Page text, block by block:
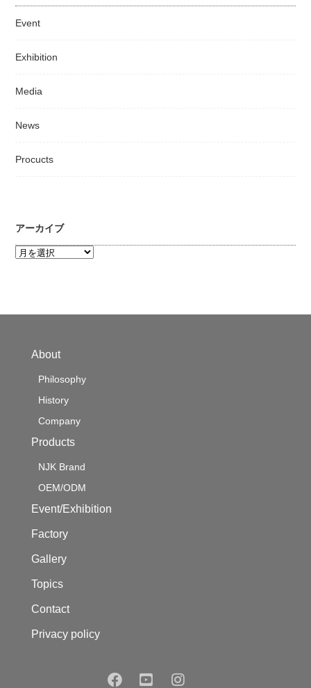
Event
Exhibition
Media
News
Procucts
アーカイブ
ア
ー
About
Philosophy
History
Company
Products
NJK Brand
OEM/ODM
Event/Exhibition
Factory
Gallery
Topics
Contact
Privacy policy